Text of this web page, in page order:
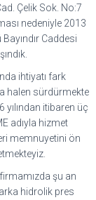
Çelik Sok. No:7
nedeniyle 2013
Caddesi
ihtiyatı fark
halen sürdürmekte
itibaren üç
adıyla hizmet
memnuyetini ön
şu an
hidrolik pres